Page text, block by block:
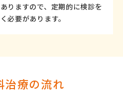
りますので、定期的に検診を
必要があります。
治療の流れ